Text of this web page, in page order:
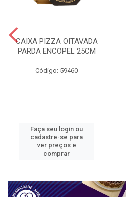
CAIXA PIZZA OITAVADA
PARDA ENCOPEL 25CM
Código: 59460
Faça seu login ou
cadastre-se para
ver preços e
comprar